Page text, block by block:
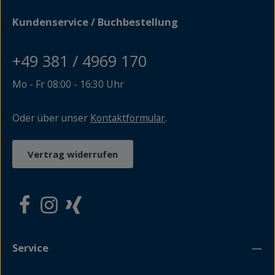
Mörder ist unter uns. Doch wer schließlich am Ende des
Lebens versteht, warum er sterben muss, hat keine Zeit
Kundenservice / Buchbestellung
+49 381 / 4969 170
Mo - Fr 08:00 - 16:30 Uhr
Oder über unser Kontaktformular.
Vertrag widerrufen
Service